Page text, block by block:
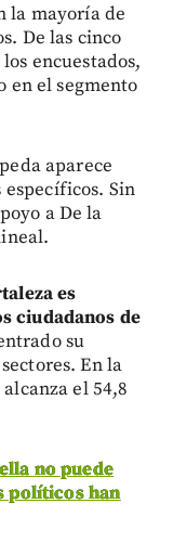
la mayoría de
De las cinco
encuestados,
en el segmento
aparece
Sin
a De la
es
ciudadanos de
su
En la
el 54,8
no puede
políticos han